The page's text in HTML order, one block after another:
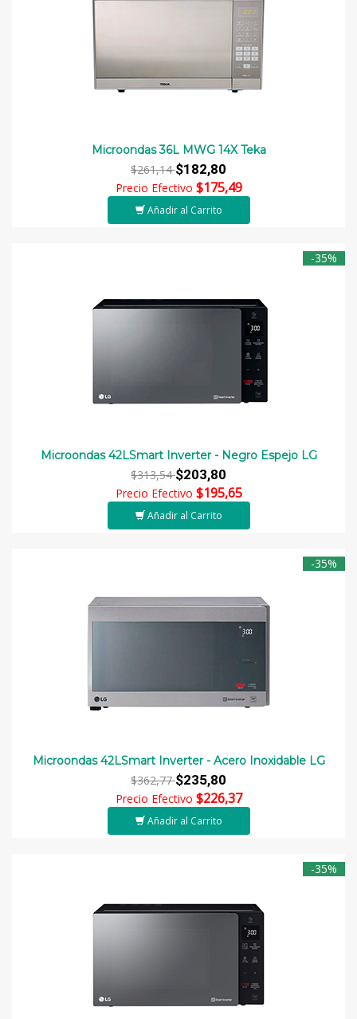
Microondas 36L MWG 14X Teka
$261,14$182,80
Precio Efectivo $175,49
Añadir al Carrito
-35%
Microondas 42LSmart Inverter - Negro Espejo LG
$313,54$203,80
Precio Efectivo $195,65
Añadir al Carrito
-35%
Microondas 42LSmart Inverter - Acero Inoxidable LG
$362,77$235,80
Precio Efectivo $226,37
Añadir al Carrito
-35%